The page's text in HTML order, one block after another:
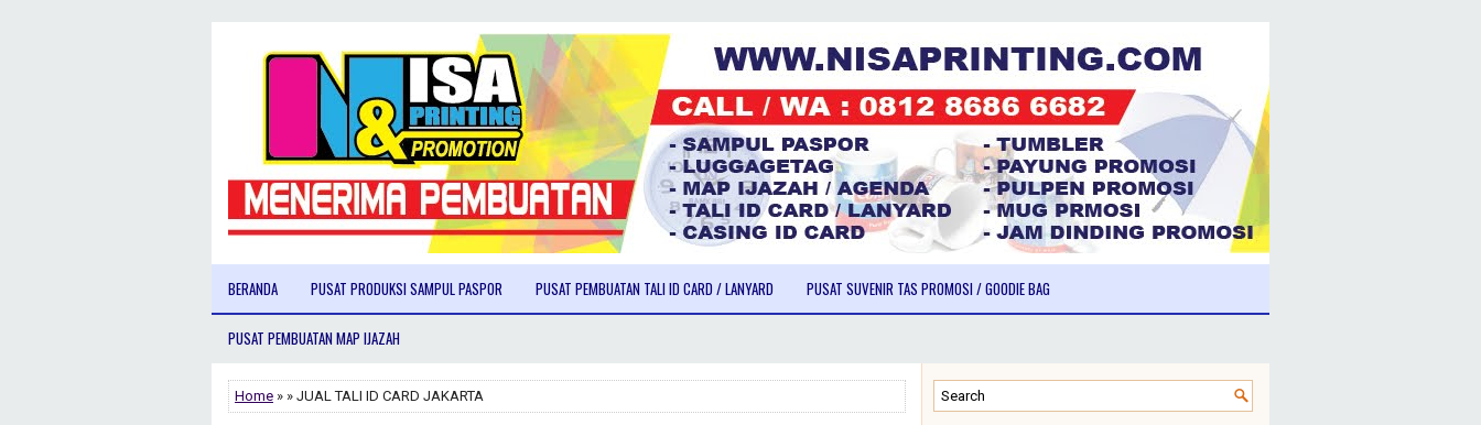
BERANDA PUSAT PRODUKSI SAMPUL PASPOR PUSAT PEMBUATAN TALI ID CARD / LANYARD PUSAT SUVENIR TAS PROMOSI / GOODIE BAG
PUSAT PEMBUATAN MAP IJAZAH
Home » » JUAL TALI ID CARD JAKARTA